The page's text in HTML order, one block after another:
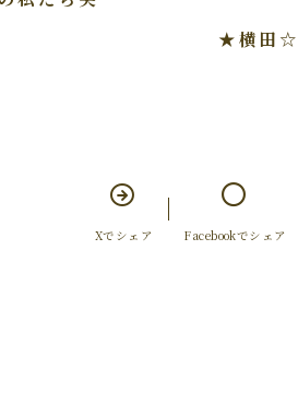
田☆
Xでシェア Facebookでシェア